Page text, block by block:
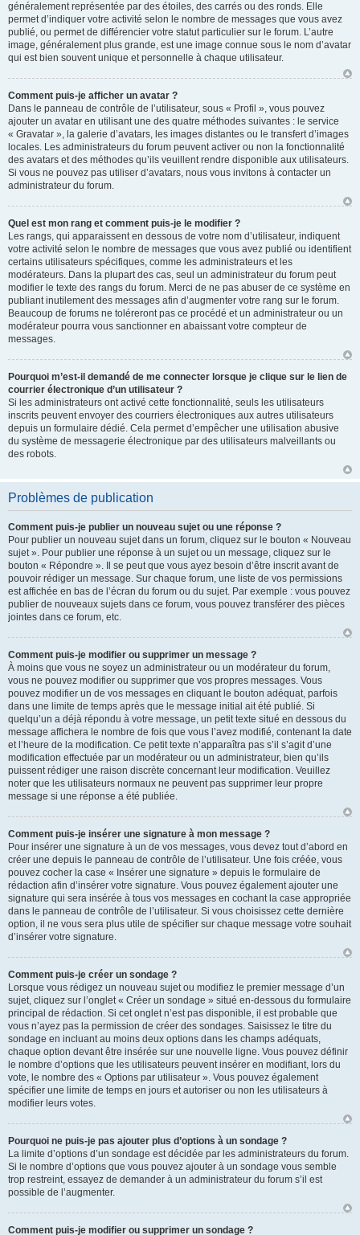
généralement représentée par des étoiles, des carrés ou des ronds. Elle
permet d’indiquer votre activité selon le nombre de messages que vous avez
publié, ou permet de différencier votre statut particulier sur le forum. L’autre
image, généralement plus grande, est une image connue sous le nom d’avatar
qui est bien souvent unique et personnelle à chaque utilisateur.
Comment puis-je afficher un avatar ?
Dans le panneau de contrôle de l’utilisateur, sous « Profil », vous pouvez
ajouter un avatar en utilisant une des quatre méthodes suivantes : le service
« Gravatar », la galerie d’avatars, les images distantes ou le transfert d’images
locales. Les administrateurs du forum peuvent activer ou non la fonctionnalité
des avatars et des méthodes qu’ils veuillent rendre disponible aux utilisateurs.
Si vous ne pouvez pas utiliser d’avatars, nous vous invitons à contacter un
administrateur du forum.
Quel est mon rang et comment puis-je le modifier ?
Les rangs, qui apparaissent en dessous de votre nom d’utilisateur, indiquent
votre activité selon le nombre de messages que vous avez publié ou identifient
certains utilisateurs spécifiques, comme les administrateurs et les
modérateurs. Dans la plupart des cas, seul un administrateur du forum peut
modifier le texte des rangs du forum. Merci de ne pas abuser de ce système en
publiant inutilement des messages afin d’augmenter votre rang sur le forum.
Beaucoup de forums ne toléreront pas ce procédé et un administrateur ou un
modérateur pourra vous sanctionner en abaissant votre compteur de
messages.
Pourquoi m’est-il demandé de me connecter lorsque je clique sur le lien de
courrier électronique d’un utilisateur ?
Si les administrateurs ont activé cette fonctionnalité, seuls les utilisateurs
inscrits peuvent envoyer des courriers électroniques aux autres utilisateurs
depuis un formulaire dédié. Cela permet d’empêcher une utilisation abusive
du système de messagerie électronique par des utilisateurs malveillants ou
des robots.
Problèmes de publication
Comment puis-je publier un nouveau sujet ou une réponse ?
Pour publier un nouveau sujet dans un forum, cliquez sur le bouton « Nouveau
sujet ». Pour publier une réponse à un sujet ou un message, cliquez sur le
bouton « Répondre ». Il se peut que vous ayez besoin d’être inscrit avant de
pouvoir rédiger un message. Sur chaque forum, une liste de vos permissions
est affichée en bas de l’écran du forum ou du sujet. Par exemple : vous pouvez
publier de nouveaux sujets dans ce forum, vous pouvez transférer des pièces
jointes dans ce forum, etc.
Comment puis-je modifier ou supprimer un message ?
À moins que vous ne soyez un administrateur ou un modérateur du forum,
vous ne pouvez modifier ou supprimer que vos propres messages. Vous
pouvez modifier un de vos messages en cliquant le bouton adéquat, parfois
dans une limite de temps après que le message initial ait été publié. Si
quelqu’un a déjà répondu à votre message, un petit texte situé en dessous du
message affichera le nombre de fois que vous l’avez modifié, contenant la date
et l’heure de la modification. Ce petit texte n’apparaîtra pas s’il s’agit d’une
modification effectuée par un modérateur ou un administrateur, bien qu’ils
puissent rédiger une raison discrète concernant leur modification. Veuillez
noter que les utilisateurs normaux ne peuvent pas supprimer leur propre
message si une réponse a été publiée.
Comment puis-je insérer une signature à mon message ?
Pour insérer une signature à un de vos messages, vous devez tout d’abord en
créer une depuis le panneau de contrôle de l’utilisateur. Une fois créée, vous
pouvez cocher la case « Insérer une signature » depuis le formulaire de
rédaction afin d’insérer votre signature. Vous pouvez également ajouter une
signature qui sera insérée à tous vos messages en cochant la case appropriée
dans le panneau de contrôle de l’utilisateur. Si vous choisissez cette dernière
option, il ne vous sera plus utile de spécifier sur chaque message votre souhait
d’insérer votre signature.
Comment puis-je créer un sondage ?
Lorsque vous rédigez un nouveau sujet ou modifiez le premier message d’un
sujet, cliquez sur l’onglet « Créer un sondage » situé en-dessous du formulaire
principal de rédaction. Si cet onglet n’est pas disponible, il est probable que
vous n’ayez pas la permission de créer des sondages. Saisissez le titre du
sondage en incluant au moins deux options dans les champs adéquats,
chaque option devant être insérée sur une nouvelle ligne. Vous pouvez définir
le nombre d’options que les utilisateurs peuvent insérer en modifiant, lors du
vote, le nombre des « Options par utilisateur ». Vous pouvez également
spécifier une limite de temps en jours et autoriser ou non les utilisateurs à
modifier leurs votes.
Pourquoi ne puis-je pas ajouter plus d’options à un sondage ?
La limite d’options d’un sondage est décidée par les administrateurs du forum.
Si le nombre d’options que vous pouvez ajouter à un sondage vous semble
trop restreint, essayez de demander à un administrateur du forum s’il est
possible de l’augmenter.
Comment puis-je modifier ou supprimer un sondage ?